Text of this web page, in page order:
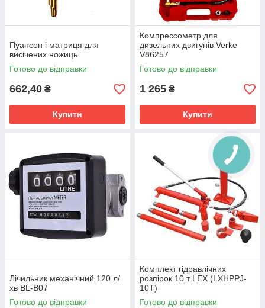
Пуансон і матриця для
висічених ножиць
Готово до відправки
662,40 ₴
Купити
Компрессометр для
дизельних двигунів Verke
V86257
Готово до відправки
1 265 ₴
Купити
Лічильник механічний 120 л/
хв BL-B07
Готово до відправки
Комплект гідравлічних
розпірок 10 т LEX (LXHPPJ-
10T)
Готово до відправки